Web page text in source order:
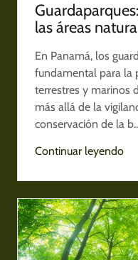
las áreas
En Panamá, los
fundamental para la
terrestres y marinos
más allá de la
conservación de la
Continuar leyendo